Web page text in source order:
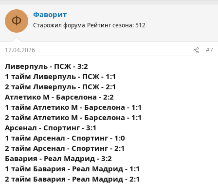
Ф Фаворит
Старожил форума Рейтинг сезона: 512
12.04.2026 #7
Ливерпуль - ПСЖ - 3:2
1 тайм Ливерпуль - ПСЖ - 1:1
2 тайм Ливерпуль - ПСЖ - 2:1
Атлетико М - Барселона - 2:2
1 тайм Атлетико М - Барселона - 1:1
2 тайм Атлетико М - Барселона - 1:1
Арсенал - Спортинг - 3:1
1 тайм Арсенал - Спортинг - 1:0
2 тайм Арсенал - Спортинг - 2:1
Бавария - Реал Мадрид - 3:2
1 тайм Бавария - Реал Мадрид - 1:1
2 тайм Бавария - Реал Мадрид - 2:1